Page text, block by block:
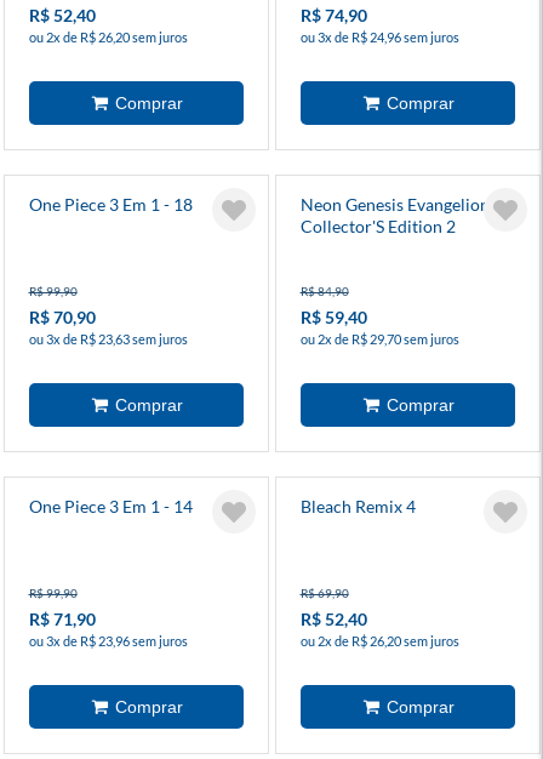
R$ 52,40
ou 2x de R$ 26,20 sem juros
R$ 74,90
ou 3x de R$ 24,96 sem juros
One Piece 3 Em 1 - 18
R$ 99,90
R$ 70,90
ou 3x de R$ 23,63 sem juros
Neon Genesis Evangelion
Collector'S Edition 2
R$ 84,90
R$ 59,40
ou 2x de R$ 29,70 sem juros
One Piece 3 Em 1 - 14
R$ 99,90
R$ 71,90
ou 3x de R$ 23,96 sem juros
Bleach Remix 4
R$ 69,90
R$ 52,40
ou 2x de R$ 26,20 sem juros